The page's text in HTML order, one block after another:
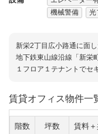
機械警備
光
新栄2丁目広小路通に面し
地下鉄東山線沿線「新栄
１フロア１テナントでセ
賃貸オフィス物件
階数 坪数 賃料